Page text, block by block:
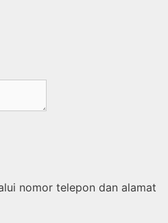
nomor telepon dan alamat